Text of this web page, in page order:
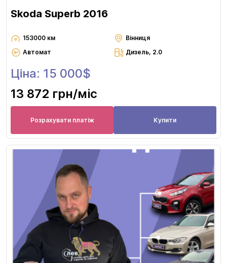
Skoda Superb 2016
153000 км
Вінниця
Автомат
Дизель, 2.0
Ціна: 15 000$
13 872 грн/міс
Розрахувати платіж Купити